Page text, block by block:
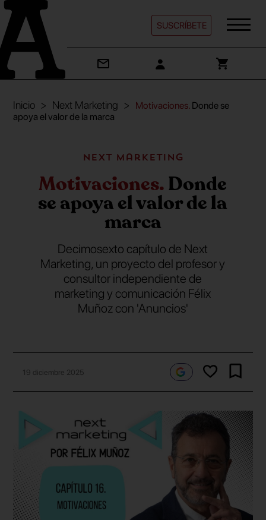
SUSCRÍBETE
Inicio Next Marketing Motivaciones. Donde se
apoya el valor de la marca
Next Marketing
Motivaciones.Donde
se apoya el valor de la
marca
Decimosexto capítulo de Next
Marketing, un proyecto del profesor y
consultor independiente de
marketing y comunicación Félix
Muñoz con 'Anuncios'
19 diciembre 2025